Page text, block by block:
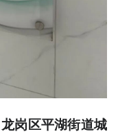
龙岗区平湖街道城